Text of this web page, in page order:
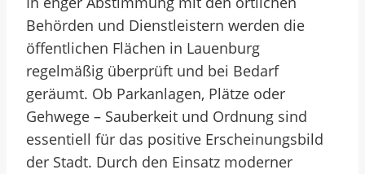
Behörden und Dienstleistern werden die
öffentlichen Flächen in Lauenburg
regelmäßig überprüft und bei Bedarf
geräumt. Ob Parkanlagen, Plätze oder
Gehwege – Sauberkeit und Ordnung sind
essentiell für das positive Erscheinungsbild
der Stadt. Durch den Einsatz moderner